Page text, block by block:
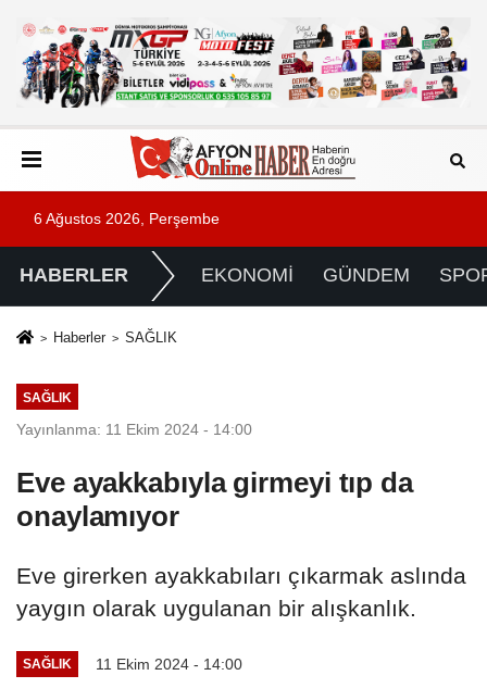
6 Ağustos 2026, Perşembe
HABERLER EKONOMİ GÜNDEM
Haberler SAĞLIK
SAĞLIK
Yayınlanma: 11 Ekim 2024 - 14:00
Eve ayakkabıyla girmeyi tıp da
onaylamıyor
Eve girerken ayakkabıları çıkarmak aslında
yaygın olarak uygulanan bir alışkanlık.
SAĞLIK 11 Ekim 2024 - 14:00